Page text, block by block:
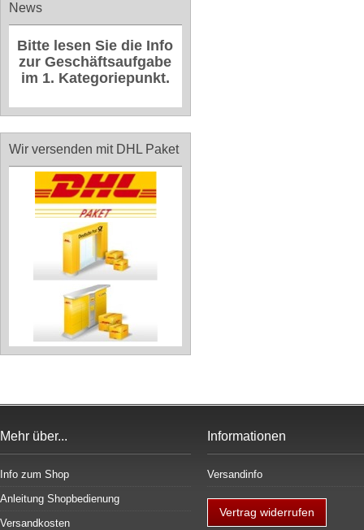
News
Bitte lesen Sie die Info
zur Geschäftsaufgabe
im 1. Kategoriepunkt.
Wir versenden mit DHL Paket
Mehr über...
Info zum Shop
Anleitung Shopbedienung
Versandkosten
Informationen
Versandinfo
Vertrag widerrufen